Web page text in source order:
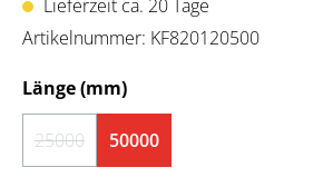
Lieferzeit ca. 20 Tage
Artikelnummer: KF820120500
Länge (mm)auswählen
25000(Diese Option ist zurzeit nicht verfügbar.)
50000